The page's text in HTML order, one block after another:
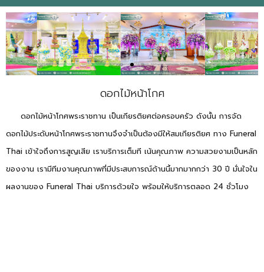
ดอกไม้หน้าโกศ
ดอกไม้หน้าโกศพระราชทาน เป็นเกียรติยศต่อครอบครัว ดังนั้น การจัด
ดอกไม้ประดับหน้าโกศพระราชทานจึงจำเป็นต้องมีให้สมเกียรติยศ ทาง Funeral
Thai เข้าใจถึงการสูญเสีย เราบริการเต็มที เน้นคุณภาพ ความสวยงามเป็นหลัก
ของงาน เรามีทีมงานคุณภาพที่มีประสบการณ์ด้านนี้มากมากกว่า 30 ปี มั่นใจใน
ผลงานของ Funeral Thai บริการด้วยใจ พร้อมให้บริการตลอด 24 ชั่วโมง